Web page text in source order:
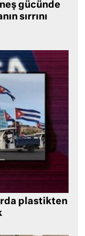
gücünde
sırrını
plastikten